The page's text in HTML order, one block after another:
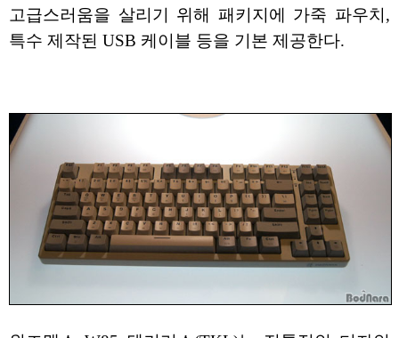
고급스러움을 살리기 위해 패키지에 가죽 파우치,
특수 제작된 USB 케이블 등을 기본 제공한다.